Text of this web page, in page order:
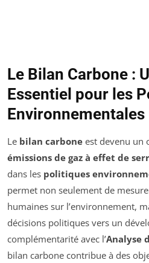
Le Bilan Carbone :
Essentiel pour les
Environnementales
Le bilan carbone est devenu un
émissions de gaz à effet de
dans les politiques
permet non seulement de
humaines sur l’environnement,
décisions politiques vers un
complémentarité avec l’Analyse
bilan carbone contribue à des